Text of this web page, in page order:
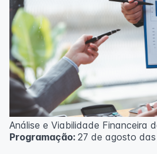
Análise e Viabilidade Financeira
Programação: 27 de agosto das